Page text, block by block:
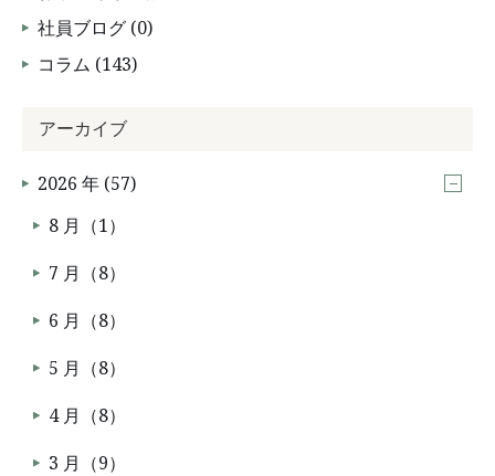
社員ブログ (0)
コラム (143)
アーカイブ
2026 年 (57)
8 月（1）
7 月（8）
6 月（8）
5 月（8）
4 月（8）
3 月（9）